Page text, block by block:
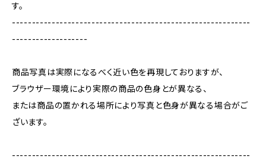
す。
------------------------------------------------------------
-------------------
商品写真は実際になるべく近い色を再現しておりますが、
ブラウザー環境により実際の商品の色身とが異なる、
または商品の置かれる場所により写真と色身が異なる場合がご
ざいます。
------------------------------------------------------------